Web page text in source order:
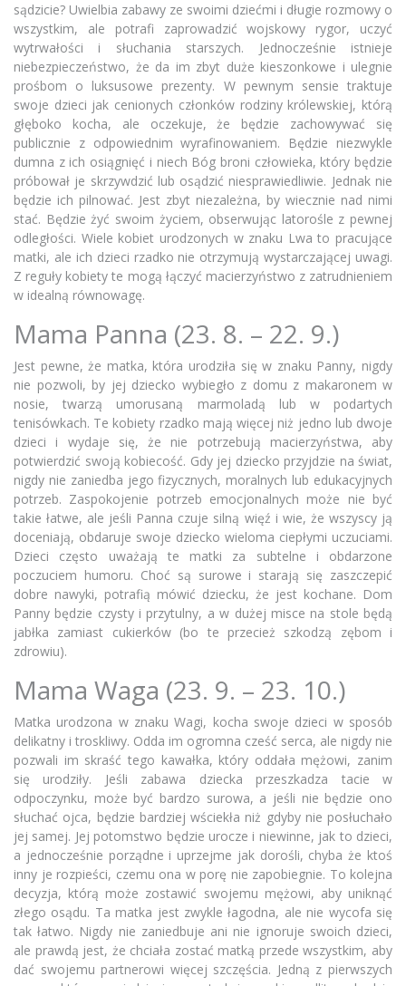
sądzicie? Uwielbia zabawy ze swoimi dziećmi i długie rozmowy o
wszystkim, ale potrafi zaprowadzić wojskowy rygor, uczyć
wytrwałości i słuchania starszych. Jednocześnie istnieje
niebezpieczeństwo, że da im zbyt duże kieszonkowe i ulegnie
prośbom o luksusowe prezenty. W pewnym sensie traktuje
swoje dzieci jak cenionych członków rodziny królewskiej, którą
głęboko kocha, ale oczekuje, że będzie zachowywać się
publicznie z odpowiednim wyrafinowaniem. Będzie niezwykle
dumna z ich osiągnięć i niech Bóg broni człowieka, który będzie
próbował je skrzywdzić lub osądzić niesprawiedliwie. Jednak nie
będzie ich pilnować. Jest zbyt niezależna, by wiecznie nad nimi
stać. Będzie żyć swoim życiem, obserwując latorośle z pewnej
odległości. Wiele kobiet urodzonych w znaku Lwa to pracujące
matki, ale ich dzieci rzadko nie otrzymują wystarczającej uwagi.
Z reguły kobiety te mogą łączyć macierzyństwo z zatrudnieniem
w idealną równowagę.
Mama Panna (23. 8. – 22. 9.)
Jest pewne, że matka, która urodziła się w znaku Panny, nigdy
nie pozwoli, by jej dziecko wybiegło z domu z makaronem w
nosie, twarzą umorusaną marmoladą lub w podartych
tenisówkach. Te kobiety rzadko mają więcej niż jedno lub dwoje
dzieci i wydaje się, że nie potrzebują macierzyństwa, aby
potwierdzić swoją kobiecość. Gdy jej dziecko przyjdzie na świat,
nigdy nie zaniedba jego fizycznych, moralnych lub edukacyjnych
potrzeb. Zaspokojenie potrzeb emocjonalnych może nie być
takie łatwe, ale jeśli Panna czuje silną więź i wie, że wszyscy ją
doceniają, obdaruje swoje dziecko wieloma ciepłymi uczuciami.
Dzieci często uważają te matki za subtelne i obdarzone
poczuciem humoru. Choć są surowe i starają się zaszczepić
dobre nawyki, potrafią mówić dziecku, że jest kochane. Dom
Panny będzie czysty i przytulny, a w dużej misce na stole będą
jabłka zamiast cukierków (bo te przecież szkodzą zębom i
zdrowiu).
Mama Waga (23. 9. – 23. 10.)
Matka urodzona w znaku Wagi, kocha swoje dzieci w sposób
delikatny i troskliwy. Odda im ogromna cześć serca, ale nigdy nie
pozwali im skraść tego kawałka, który oddała mężowi, zanim
się urodziły. Jeśli zabawa dziecka przeszkadza tacie w
odpoczynku, może być bardzo surowa, a jeśli nie będzie ono
słuchać ojca, będzie bardziej wściekła niż gdyby nie posłuchało
jej samej. Jej potomstwo będzie urocze i niewinne, jak to dzieci,
a jednocześnie porządne i uprzejme jak dorośli, chyba że ktoś
inny je rozpieści, czemu ona w porę nie zapobiegnie. To kolejna
decyzja, którą może zostawić swojemu mężowi, aby uniknąć
złego osądu. Ta matka jest zwykle łagodna, ale nie wycofa się
tak łatwo. Nigdy nie zaniedbuje ani nie ignoruje swoich dzieci,
ale prawdą jest, że chciała zostać matką przede wszystkim, aby
dać swojemu partnerowi więcej szczęścia. Jedną z pierwszych